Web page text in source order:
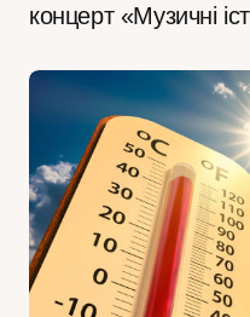
концерт «Музичні